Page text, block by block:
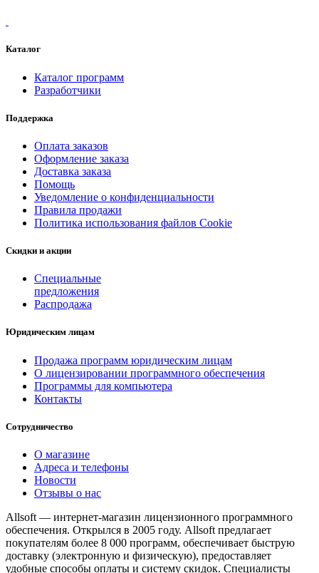
Каталог
Каталог программ
Разработчики
Поддержка
Оплата заказов
Оформление заказа
Доставка заказа
Помощь
Уведомление о конфиденциальности
Правила продажи
Политика использования файлов Cookie
Скидки и акции
Специальные
предложения
Распродажа
Юридическим лицам
Продажа программ юридическим лицам
О лицензировании программного обеспечения
Программы для компьютера
Контакты
Сотрудничество
О магазине
Адреса и телефоны
Новости
Отзывы о нас
Allsoft — интернет-магазин лицензионного программного
обеспечения. Открылся в 2005 году. Allsoft предлагает
покупателям более 8 000 программ, обеспечивает быструю
доставку (электронную и физическую), предоставляет
удобные способы оплаты и систему скидок. Специалисты